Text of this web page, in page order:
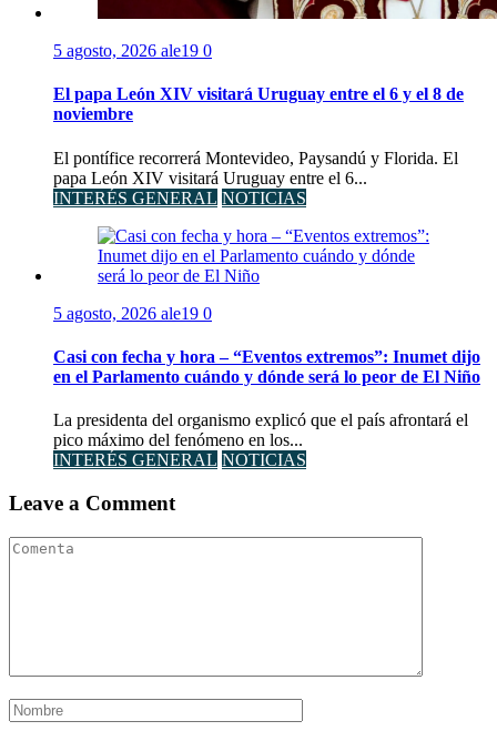
5 agosto, 2026 ale19 0
El papa León XIV visitará Uruguay entre el 6 y el 8 de
noviembre
El pontífice recorrerá Montevideo, Paysandú y Florida. El
papa León XIV visitará Uruguay entre el 6...
INTERÉS GENERAL NOTICIAS
5 agosto, 2026 ale19 0
Casi con fecha y hora – “Eventos extremos”: Inumet dijo
en el Parlamento cuándo y dónde será lo peor de El Niño
La presidenta del organismo explicó que el país afrontará el
pico máximo del fenómeno en los...
INTERÉS GENERAL NOTICIAS
Leave a Comment